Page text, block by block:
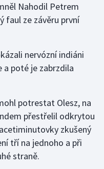
Nahodil Petrem
faul ze závěru první
nervózní indiáni
a poté je zabrzdila
potrestat Olesz, na
přestřelil odkrytou
zkušený
tří na jednoho a při
straně.